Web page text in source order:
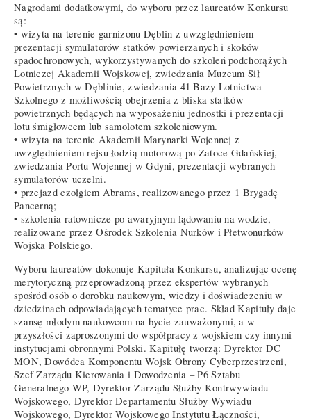
Nagrodami dodatkowymi, do wyboru przez laureatów Konkursu
są:
• wizyta na terenie garnizonu Dęblin z uwzględnieniem
prezentacji symulatorów statków powierzanych i skoków
spadochronowych, wykorzystywanych do szkoleń podchorążych
Lotniczej Akademii Wojskowej, zwiedzania Muzeum Sił
Powietrznych w Dęblinie, zwiedzania 41 Bazy Lotnictwa
Szkolnego z możliwością obejrzenia z bliska statków
powietrznych będących na wyposażeniu jednostki i prezentacji
lotu śmigłowcem lub samolotem szkoleniowym.
• wizyta na terenie Akademii Marynarki Wojennej z
uwzględnieniem rejsu łodzią motorową po Zatoce Gdańskiej,
zwiedzania Portu Wojennej w Gdyni, prezentacji wybranych
symulatorów uczelni.
• przejazd czołgiem Abrams, realizowanego przez 1 Brygadę
Pancerną;
• szkolenia ratownicze po awaryjnym lądowaniu na wodzie,
realizowane przez Ośrodek Szkolenia Nurków i Płetwonurków
Wojska Polskiego.
Wyboru laureatów dokonuje Kapituła Konkursu, analizując ocenę
merytoryczną przeprowadzoną przez ekspertów wybranych
spośród osób o dorobku naukowym, wiedzy i doświadczeniu w
dziedzinach odpowiadających tematyce prac. Skład Kapituły daje
szansę młodym naukowcom na bycie zauważonymi, a w
przyszłości zaproszonymi do współpracy z wojskiem czy innymi
instytucjami obronnymi Polski. Kapitułę tworzą: Dyrektor DC
MON, Dowódca Komponentu Wojsk Obrony Cyberprzestrzeni,
Szef Zarządu Kierowania i Dowodzenia – P6 Sztabu
Generalnego WP, Dyrektor Zarządu Służby Kontrwywiadu
Wojskowego, Dyrektor Departamentu Służby Wywiadu
Wojskowego, Dyrektor Wojskowego Instytutu Łączności,